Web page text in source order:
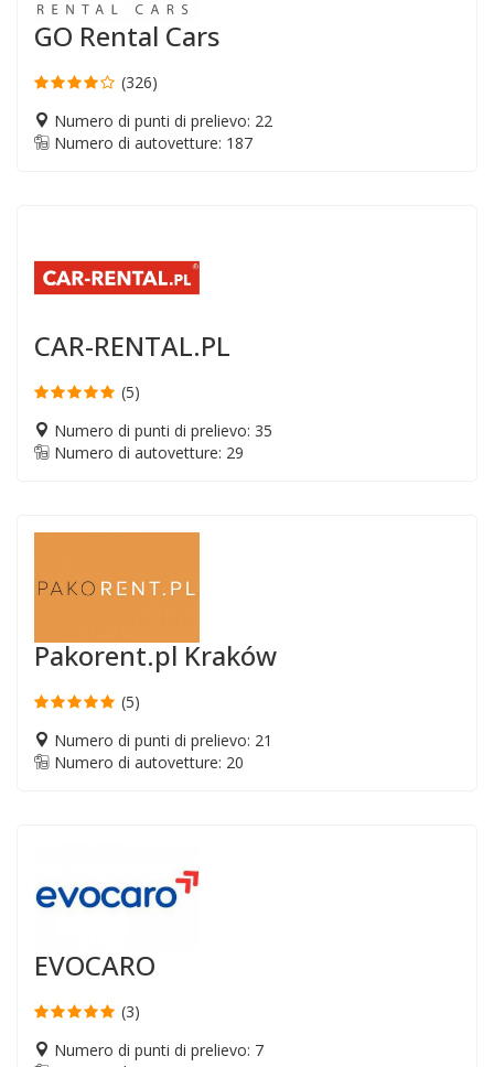
GO Rental Cars
(326)
Numero di punti di prelievo: 22
Numero di autovetture: 187
CAR-RENTAL.PL
(5)
Numero di punti di prelievo: 35
Numero di autovetture: 29
Pakorent.pl Kraków
(5)
Numero di punti di prelievo: 21
Numero di autovetture: 20
EVOCARO
(3)
Numero di punti di prelievo: 7